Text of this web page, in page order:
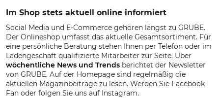
Im Shop stets aktuell online informiert
Social Media und E-Commerce gehören längst zu GRUBE.
Der Onlineshop umfasst das aktuelle Gesamtsortiment. Für
eine persönliche Beratung stehen Ihnen per Telefon oder im
Ladengeschäft qualifizierte Mitarbeiter zur Seite. Über
wöchentliche News und Trends berichtet der Newsletter
von GRUBE. Auf der Homepage sind regelmäßig die
aktuellen Magazinbeiträge zu lesen. Werden Sie Facebook-
Fan oder folgen Sie uns auf Instagram.